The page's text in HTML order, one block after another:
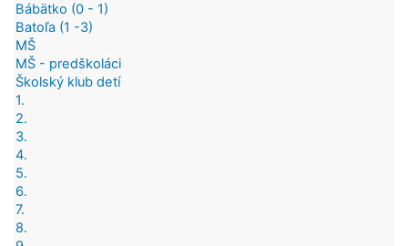
Bábätko (0 - 1)
Batoľa (1 -3)
MŠ
MŠ - predškoláci
Školský klub detí
1.
2.
3.
4.
5.
6.
7.
8.